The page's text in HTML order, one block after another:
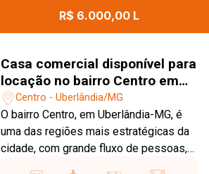
R$ 6.000,00 L
Casa comercial disponível para
locação no bairro Centro em
Uberlândia-MG
Centro - Uberlândia/MG
O bairro Centro, em Uberlândia-MG, é
uma das regiões mais estratégicas da
cidade, com grande fluxo de pessoas,